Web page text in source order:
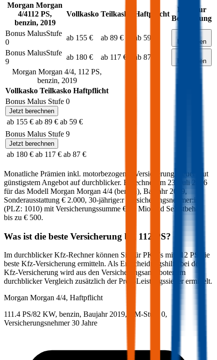
Morgan Morgan
4/4112 PS,
benzin, 2019
Vollkasko Teilkasko Haftpflicht
Link zur
Berechnung
Bonus MalusStufe
0
ab 155 € ab 89 € ab 59 €
berechnen
Bonus MalusStufe
9
ab 180 € ab 117 € ab 87 €
berechnen
Morgan Morgan 4/4, 112 PS,
benzin, 2019
Vollkasko Teilkasko Haftpflicht
Bonus Malus Stufe 0
Jetzt berechnen
ab 155 € ab 89 € ab 59 €
Bonus Malus Stufe 9
Jetzt berechnen
ab 180 € ab 117 € ab 87 €
Monatliche Prämien inkl. motorbezogener Versicherungssteuer laut
günstigstem Angebot auf durchblicker. Berechnet am 23. Juli 2026
für das Modell Morgan Morgan 4/4 (benzin), Baujahr 2019,
Sonderausstattung € 2.000, 30-jährige:rVersicherungsnehmer:in
(PLZ: 1010) mit Versicherungssumme € 20 Mio und Selbstbehalt
bis zu € 500.
Was ist die beste Versicherung bei 112 PS?
Im durchblicker Kfz-Rechner können Sie für PKWs mit 112 PS die
beste Kfz-Versicherung ermitteln. Als Entscheidungshilfe bei der
Kfz-Versicherung wird aus den Versicherungsangeboten im
durchblicker Vergleich zusätzlich der Preis-Leistungssieger ermittelt.
Morgan Morgan 4/4, Haftpflicht
111.4 PS/82 KW, benzin, Baujahr 2019, BM-Stufe 0,
Versicherungsnehmer 30 Jahre